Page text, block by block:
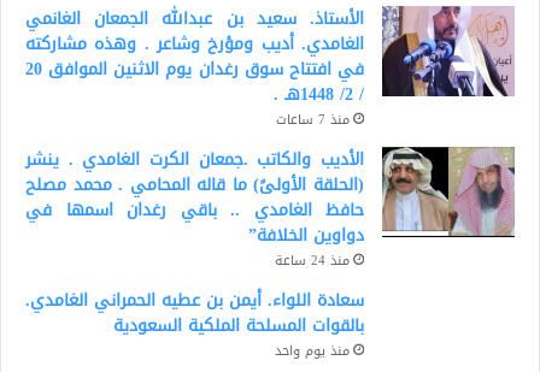
الأستاذ. سعيد بن عبدالله الجمعان الغانمي
الغامدي. أديب ومؤرخ وشاعر . وهذه مشاركته
في افتتاح سوق رغدان يوم الاثنين الموافق 20
/ 2/ 1448هـ .
منذ 7 ساعات
الأديب والكاتب .جمعان الكرت الغامدي . ينشر
(الحلقة الأولىً) ما قاله المحامي . محمد مصلح
حافظ الغامدي .. باقي رغدان اسمها في
دواوين الخلافة”
منذ 24 ساعة
سعادة اللواء. أيمن بن عطيه الحمراني الغامدي.
بالقوات المسلحة الملكية السعودية
منذ يوم واحد